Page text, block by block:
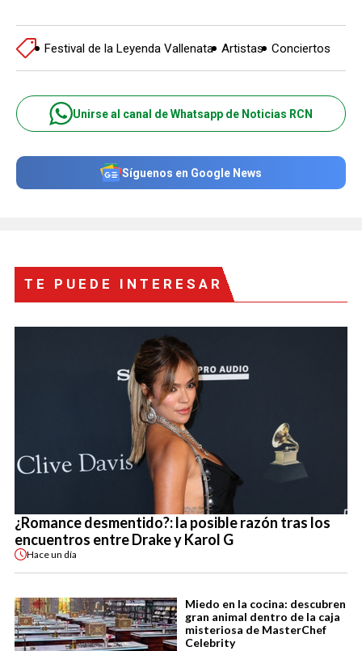
Festival de la Leyenda Vallenata Artistas Conciertos
Unirse al canal de Whatsapp de Noticias RCN
Síguenos en Google News
TE PUEDE INTERESAR
¿Romance desmentido?: la posible razón tras los
encuentros entre Drake y Karol G
Haceun día
Miedo en la cocina: descubren
gran animal dentro de la caja
misteriosa de MasterChef
Celebrity